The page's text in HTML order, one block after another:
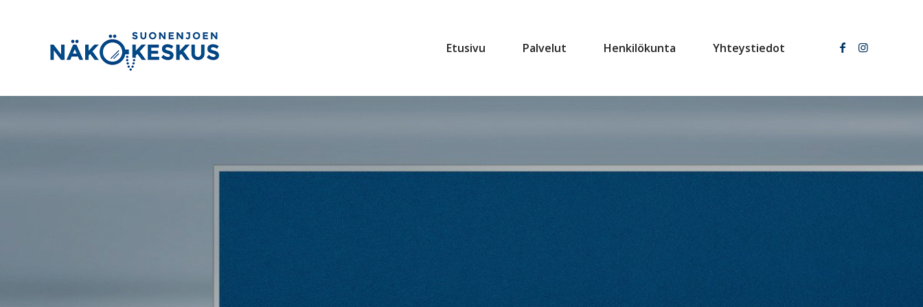
Etusivu Palvelut Henkilökunta Yhteystiedot